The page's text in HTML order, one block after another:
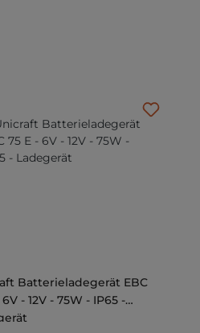
Batterieladegerät EBC
6V - 12V - 75W - IP65 -